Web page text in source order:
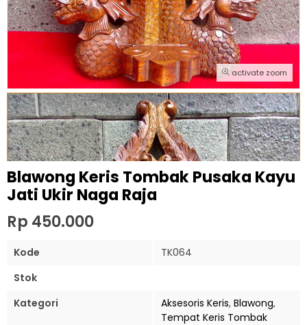
activate zoom
Blawong Keris Tombak Pusaka Kayu
Jati Ukir Naga Raja
Rp 450.000
Kode
TK064
Stok
Kategori
Aksesoris Keris, Blawong,
Tempat Keris Tombak